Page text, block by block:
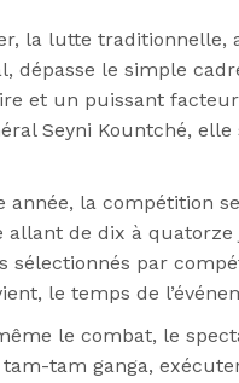
la lutte traditionnelle,
dépasse le simple
et un puissant
Seyni Kountché,
année, la compétition
allant de dix à
sélectionnés par
le temps de
le combat, le
tam ganga,